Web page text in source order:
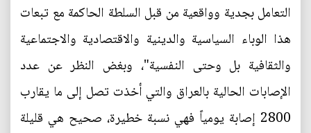
التعامل بجدية وواقعية من قبل السلطة الحاكمة مع تبعات
هذا الوباء السياسية والدينية والاقتصادية والاجتماعية
والثقافية بل وحتى النفسية"، وبغض النظر عن عدد
الإصابات الحالية بالعراق والتي أخذت تصل إلى ما يقارب
2800 إصابة يومياً فهي نسبة خطيرة، صحيح هي قليلة